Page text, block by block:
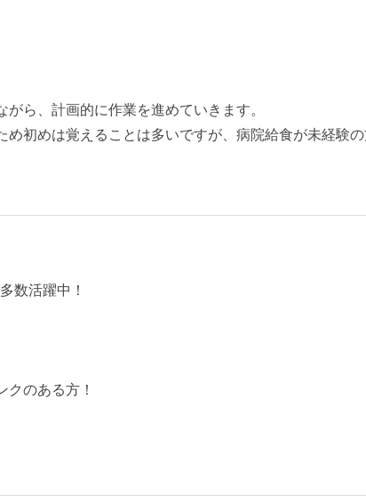
ら、計画的に作業を進めていきます。
め初めは覚えることは多いですが、病院給食が未経験
数活躍中！
クのある方！